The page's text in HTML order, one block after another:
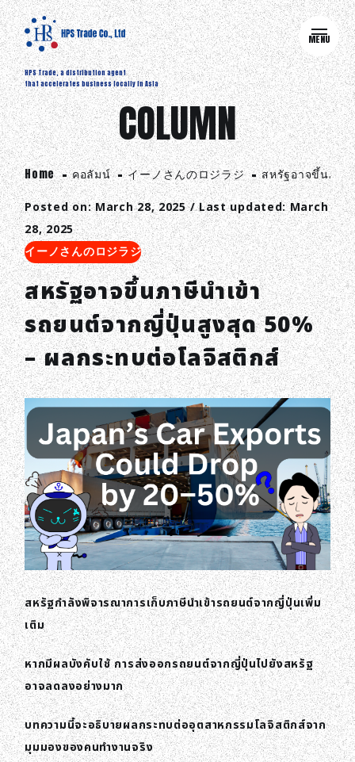
HPS Trade, a distribution agent
that accelerates business locally in Asia
MENU
COLUMN
Home คอลัมน์ イーノさんのロジラジ
สหรัฐอาจขึ้นภาษี
Posted on: March 28, 2025 / Last updated: March
28, 2025
イーノさんのロジラジ
สหรัฐอาจขึ้นภาษีนำเข้า
รถยนต์จากญี่ปุ่นสูงสุด 50%
– ผลกระทบต่อโลจิสติกส์
สหรัฐกำลังพิจารณาการเก็บภาษีนำเข้ารถยนต์จากญี่ปุ่นเพิ่ม
เติม
หากมีผลบังคับใช้ การส่งออกรถยนต์จากญี่ปุ่นไปยังสหรัฐ
อาจลดลงอย่างมาก
บทความนี้จะอธิบายผลกระทบต่ออุตสาหกรรมโลจิสติกส์จาก
มุมมองของคนทำงานจริง